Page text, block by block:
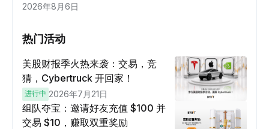
2026年8月6日
热门活动
美股财报季火热来袭：交易，竞
猜，Cybertruck 开回家！
进行中 2026年7月21日
组队夺宝：邀请好友充值 $100 并
交易 $10，赚取双重奖励